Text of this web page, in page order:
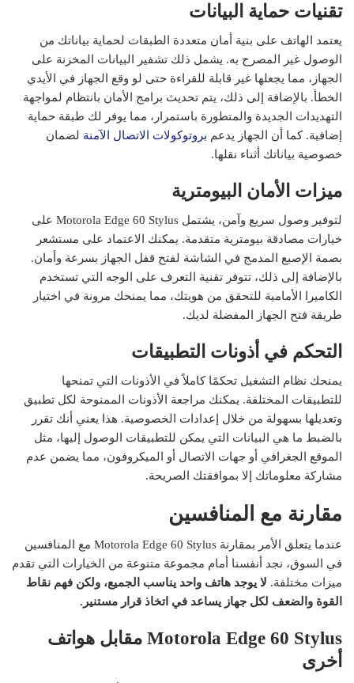
تقنيات حماية البيانات
يعتمد الهاتف على بنية أمان متعددة الطبقات لحماية بياناتك من
الوصول غير المصرح به. يشمل ذلك تشفير البيانات المخزنة على
الجهاز، مما يجعلها غير قابلة للقراءة حتى لو وقع الجهاز في الأيدي
الخطأ. بالإضافة إلى ذلك، يتم تحديث برامج الأمان بانتظام لمواجهة
التهديدات الجديدة والمتطورة باستمرار، مما يوفر لك طبقة حماية
إضافية. كما أن الجهاز يدعم بروتوكولات الاتصال الآمنة لضمان
خصوصية بياناتك أثناء نقلها.
ميزات الأمان البيومترية
لتوفير وصول سريع وآمن، يشتمل Motorola Edge 60 Stylus على
خيارات مصادقة بيومترية متقدمة. يمكنك الاعتماد على مستشعر
بصمة الإصبع المدمج في الشاشة لفتح قفل الجهاز بسرعة وأمان.
بالإضافة إلى ذلك، تتوفر تقنية التعرف على الوجه التي تستخدم
الكاميرا الأمامية للتحقق من هويتك، مما يمنحك مرونة في اختيار
طريقة فتح الجهاز المفضلة لديك.
التحكم في أذونات التطبيقات
يمنحك نظام التشغيل تحكمًا كاملاً في الأذونات التي تمنحها
للتطبيقات المختلفة. يمكنك مراجعة الأذونات الممنوحة لكل تطبيق
وتعديلها بسهولة من خلال إعدادات الخصوصية. هذا يعني أنك تقرر
بالضبط ما هي البيانات التي يمكن للتطبيقات الوصول إليها، مثل
الموقع الجغرافي أو جهات الاتصال أو الميكروفون، مما يضمن عدم
مشاركة معلوماتك إلا بموافقتك الصريحة.
مقارنة مع المنافسين
عندما يتعلق الأمر بمقارنة Motorola Edge 60 Stylus مع المنافسين
في السوق، نجد أنفسنا أمام مجموعة متنوعة من الخيارات التي تقدم
ميزات مختلفة. لا يوجد هاتف واحد يناسب الجميع، ولكن فهم نقاط
القوة والضعف لكل جهاز يساعد في اتخاذ قرار مستنير.
Motorola Edge 60 Stylus مقابل هواتف
أخرى